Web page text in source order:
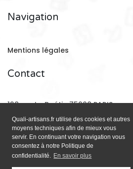
Quali-artisans.fr utilise des cookies et autres
moyens techniques afin de mieux vous
servir. En continuant votre navigation vous
consentez à notre Politique de
confidentialité. En savoir plus
Navigation
Mentions légales
Contact
128 rue La Boétie 75008 PARIS
Email: contact@quali-artisans.fr